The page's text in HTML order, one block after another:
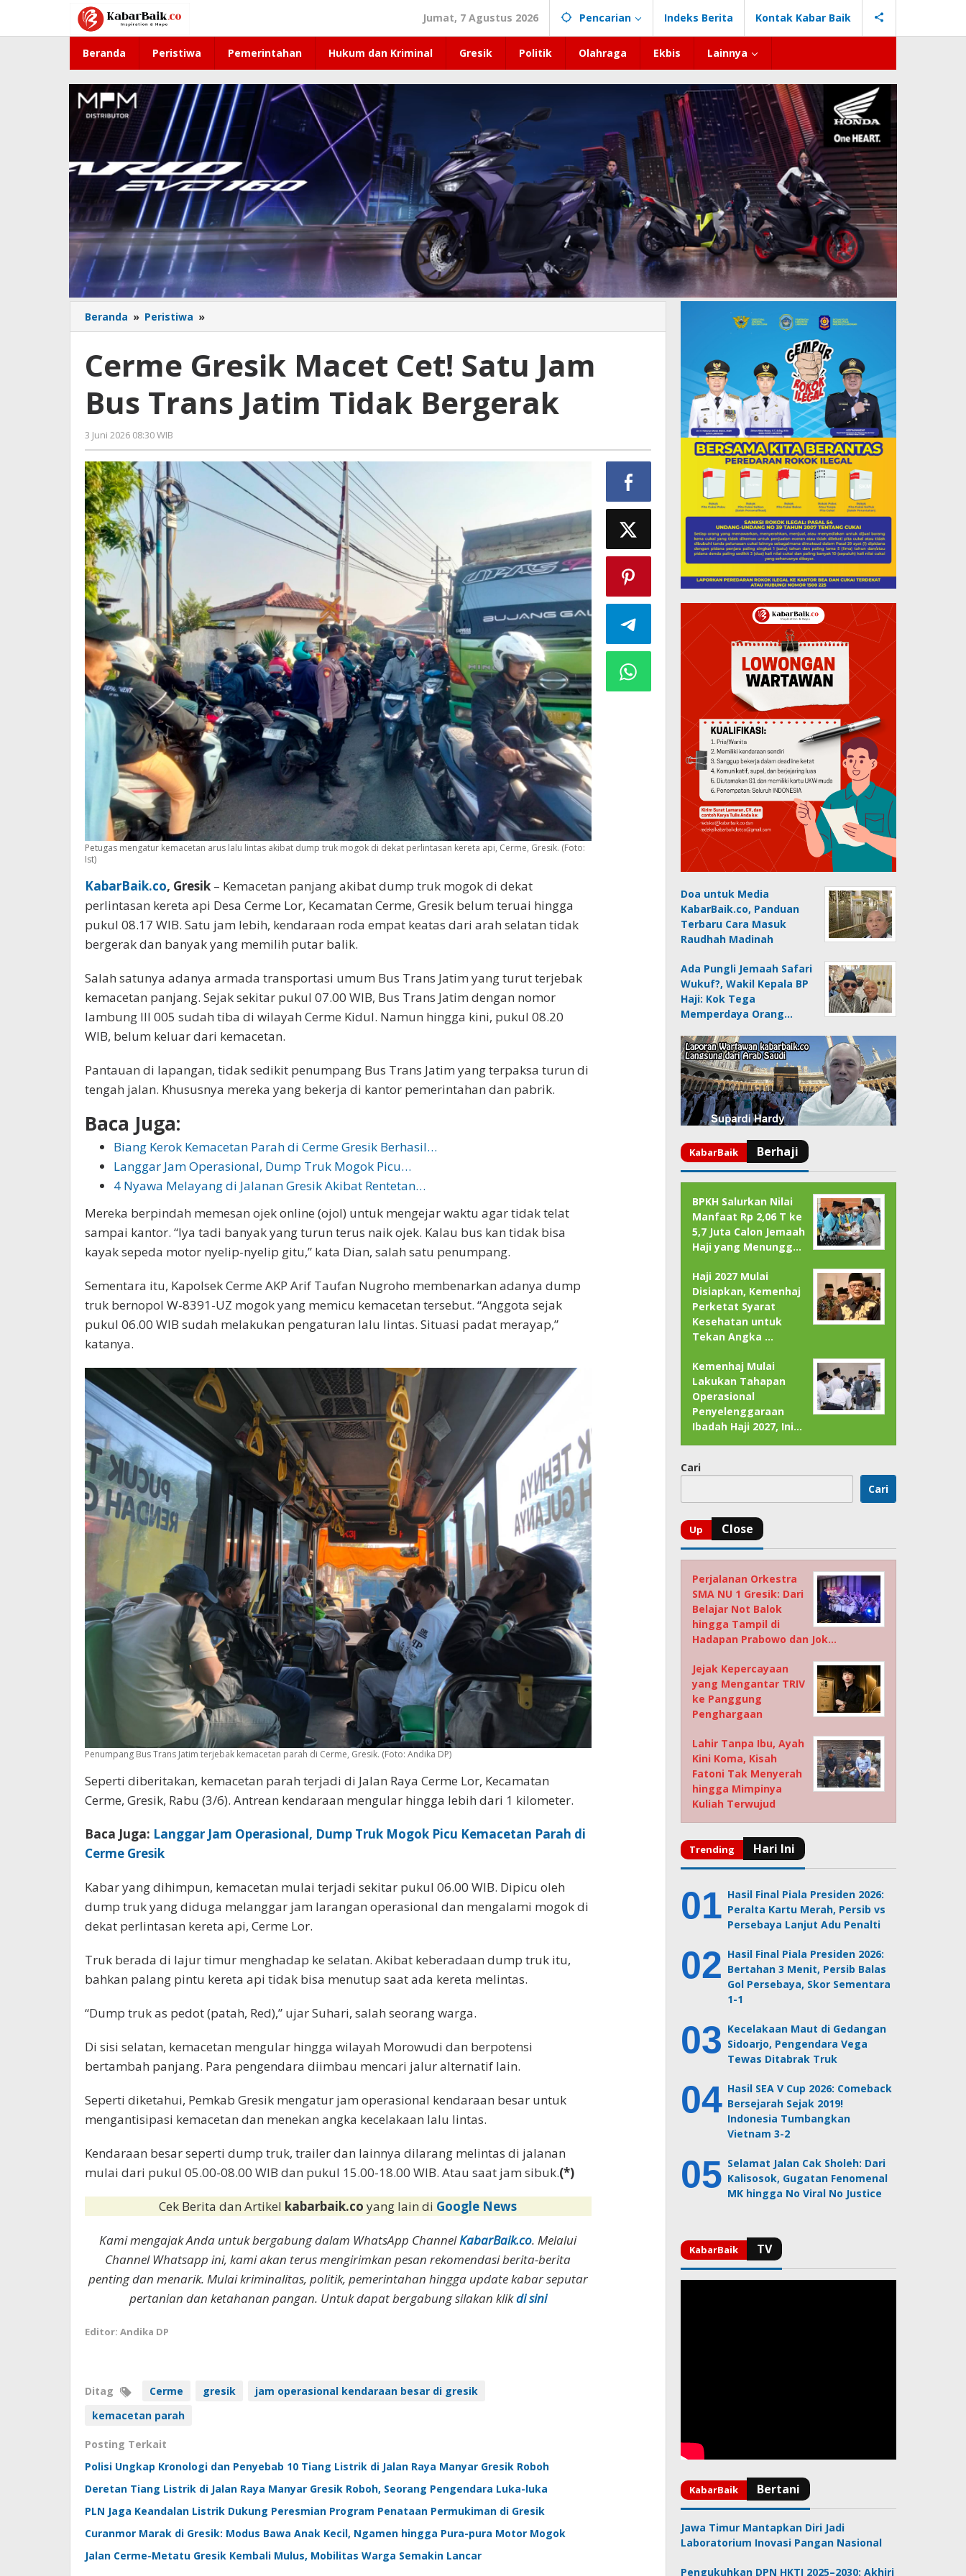
konten
Jumat, 7 Agustus 2026 Pencarian Indeks Berita Kontak Kabar Baik
Beranda Peristiwa Pemerintahan Hukum dan Kriminal Gresik Politik Olahraga Ekbis Lainnya
Beranda » Peristiwa »
Gresik
Cet!
Satu
Bus
Tidak
Bergerak
Cerme Gresik Macet Cet! Satu Jam
Bus Trans Jatim Tidak Bergerak
3 Juni 2026 08:30 WIB
Andika
DP
Petugas mengatur kemacetan arus lalu lintas akibat dump truk mogok di dekat perlintasan kereta api, Cerme, Gresik. (Foto:
Ist)
KabarBaik.co, Gresik – Kemacetan panjang akibat dump truk mogok di dekat
perlintasan kereta api Desa Cerme Lor, Kecamatan Cerme, Gresik belum teruai hingga
pukul 08.17 WIB. Satu jam lebih, kendaraan roda empat keatas dari arah selatan tidak
bergerak dan banyak yang memilih putar balik.
Salah satunya adanya armada transportasi umum Bus Trans Jatim yang turut terjebak
kemacetan panjang. Sejak sekitar pukul 07.00 WIB, Bus Trans Jatim dengan nomor
lambung III 005 sudah tiba di wilayah Cerme Kidul. Namun hingga kini, pukul 08.20
WIB, belum keluar dari kemacetan.
Pantauan di lapangan, tidak sedikit penumpang Bus Trans Jatim yang terpaksa turun di
tengah jalan. Khususnya mereka yang bekerja di kantor pemerintahan dan pabrik.
Baca Juga:
Biang Kerok Kemacetan Parah di Cerme Gresik Berhasil…
Langgar Jam Operasional, Dump Truk Mogok Picu…
4 Nyawa Melayang di Jalanan Gresik Akibat Rentetan…
Mereka berpindah memesan ojek online (ojol) untuk mengejar waktu agar tidak telat
sampai kantor. “Iya tadi banyak yang turun terus naik ojek. Kalau bus kan tidak bisa
kayak sepeda motor nyelip-nyelip gitu,” kata Dian, salah satu penumpang.
Sementara itu, Kapolsek Cerme AKP Arif Taufan Nugroho membenarkan adanya dump
truk bernopol W-8391-UZ mogok yang memicu kemacetan tersebut. “Anggota sejak
pukul 06.00 WIB sudah melakukan pengaturan lalu lintas. Situasi padat merayap,”
katanya.
Penumpang Bus Trans Jatim terjebak kemacetan parah di Cerme, Gresik. (Foto: Andika DP)
Seperti diberitakan, kemacetan parah terjadi di Jalan Raya Cerme Lor, Kecamatan
Cerme, Gresik, Rabu (3/6). Antrean kendaraan mengular hingga lebih dari 1 kilometer.
Baca Juga: Langgar Jam Operasional, Dump Truk Mogok Picu Kemacetan Parah di
Cerme Gresik
Kabar yang dihimpun, kemacetan mulai terjadi sekitar pukul 06.00 WIB. Dipicu oleh
dump truk yang diduga melanggar jam larangan operasional dan mengalami mogok di
dekat perlintasan kereta api, Cerme Lor.
Truk berada di lajur timur menghadap ke selatan. Akibat keberadaan dump truk itu,
bahkan palang pintu kereta api tidak bisa menutup saat ada kereta melintas.
“Dump truk as pedot (patah, Red),” ujar Suhari, salah seorang warga.
Di sisi selatan, kemacetan mengular hingga wilayah Morowudi dan berpotensi
bertambah panjang. Para pengendara diimbau mencari jalur alternatif lain.
Seperti diketahui, Pemkab Gresik mengatur jam operasional kendaraan besar untuk
mengantisipasi kemacetan dan menekan angka kecelakaan lalu lintas.
Kendaraan besar seperti dump truk, trailer dan lainnya dilarang melintas di jalanan
mulai dari pukul 05.00-08.00 WIB dan pukul 15.00-18.00 WIB. Atau saat jam sibuk.(*)
Cek Berita dan Artikel kabarbaik.coyang lain di Google News
Kami mengajak Anda untuk bergabung dalam WhatsApp ChannelKabarBaik.co. Melalui
Channel Whatsapp ini, kami akan terus mengirimkan pesan rekomendasi berita-berita
penting dan menarik. Mulai kriminalitas, politik, pemerintahan hingga update kabar seputar
pertanian dan ketahanan pangan. Untuk dapat bergabung silakan klikdi sini
Editor: Andika DP
Ditag Cerme gresik
jam operasional kendaraan besar di gresik
kemacetan parah
Posting Terkait
Polisi Ungkap Kronologi dan Penyebab 10 Tiang Listrik di Jalan Raya Manyar Gresik Roboh
Deretan Tiang Listrik di Jalan Raya Manyar Gresik Roboh, Seorang Pengendara Luka-luka
PLN Jaga Keandalan Listrik Dukung Peresmian Program Penataan Permukiman di Gresik
Curanmor Marak di Gresik: Modus Bawa Anak Kecil, Ngamen hingga Pura-pura Motor Mogok
Jalan Cerme-Metatu Gresik Kembali Mulus, Mobilitas Warga Semakin Lancar
Doa untuk Media
KabarBaik.co, Panduan
Terbaru Cara Masuk
Raudhah Madinah
Ada Pungli Jemaah Safari
Wukuf?, Wakil Kepala BP
Haji: Kok Tega
Memperdaya Orang…
BPKH Salurkan Nilai
Manfaat Rp 2,06 T ke
5,7 Juta Calon Jemaah
Haji yang Menungg…
Haji 2027 Mulai
Disiapkan, Kemenhaj
Perketat Syarat
Kesehatan untuk
Tekan Angka …
Kemenhaj Mulai
Lakukan Tahapan
Operasional
Penyelenggaraan
Ibadah Haji 2027, Ini…
Cari
Cari
Perjalanan Orkestra
SMA NU 1 Gresik: Dari
Belajar Not Balok
hingga Tampil di
Hadapan Prabowo dan Jok…
Jejak Kepercayaan
yang Mengantar TRIV
ke Panggung
Penghargaan
Lahir Tanpa Ibu, Ayah
Kini Koma, Kisah
Fatoni Tak Menyerah
hingga Mimpinya
Kuliah Terwujud
Hasil Final Piala Presiden 2026:
Peralta Kartu Merah, Persib vs
Persebaya Lanjut Adu Penalti
Hasil Final Piala Presiden 2026:
Bertahan 3 Menit, Persib Balas
Gol Persebaya, Skor Sementara
1-1
Kecelakaan Maut di Gedangan
Sidoarjo, Pengendara Vega
Tewas Ditabrak Truk
Hasil SEA V Cup 2026: Comeback
Bersejarah Sejak 2019!
Indonesia Tumbangkan
Vietnam 3-2
Selamat Jalan Cak Sholeh: Dari
Kalisosok, Gugatan Fenomenal
MK hingga No Viral No Justice
Jawa Timur Mantapkan Diri Jadi
Laboratorium Inovasi Pangan Nasional
Pengukuhkan DPN HKTI 2025–2030: Akhiri